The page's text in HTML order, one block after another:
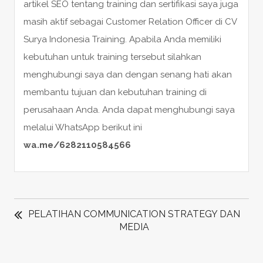
artikel SEO tentang training dan sertifikasi saya juga
masih aktif sebagai Customer Relation Officer di CV
Surya Indonesia Training. Apabila Anda memiliki
kebutuhan untuk training tersebut silahkan
menghubungi saya dan dengan senang hati akan
membantu tujuan dan kebutuhan training di
perusahaan Anda. Anda dapat menghubungi saya
melalui WhatsApp berikut ini
wa.me/6282110584566
POST
NAVIGATION
PELATIHAN COMMUNICATION STRATEGY DAN
MEDIA